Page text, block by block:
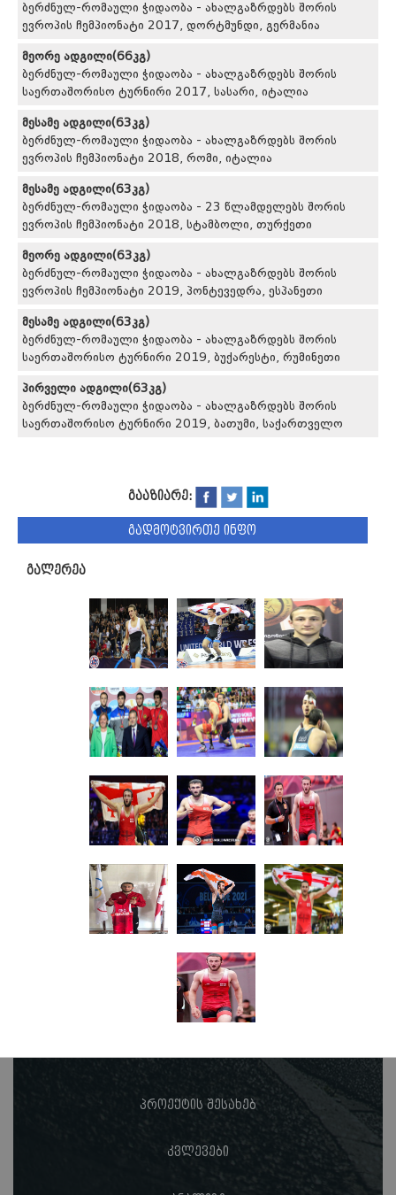
ბერძნულ-რომაული ჭიდაობა - ახალგაზრდებს შორის
ევროპის ჩემპიონატი 2017, დორტმუნდი, გერმანია
მეორე ადგილი(66კგ)
ბერძნულ-რომაული ჭიდაობა - ახალგაზრდებს შორის
საერთაშორისო ტურნირი 2017, სასარი, იტალია
მესამე ადგილი(63კგ)
ბერძნულ-რომაული ჭიდაობა - ახალგაზრდებს შორის
ევროპის ჩემპიონატი 2018, რომი, იტალია
მესამე ადგილი(63კგ)
ბერძნულ-რომაული ჭიდაობა - 23 წლამდელებს შორის
ევროპის ჩემპიონატი 2018, სტამბოლი, თურქეთი
მეორე ადგილი(63კგ)
ბერძნულ-რომაული ჭიდაობა - ახალგაზრდებს შორის
ევროპის ჩემპიონატი 2019, პონტევედრა, ესპანეთი
მესამე ადგილი(63კგ)
ბერძნულ-რომაული ჭიდაობა - ახალგაზრდებს შორის
საერთაშორისო ტურნირი 2019, ბუქარესტი, რუმინეთი
პირველი ადგილი(63კგ)
ბერძნულ-რომაული ჭიდაობა - ახალგაზრდებს შორის
საერთაშორისო ტურნირი 2019, ბათუმი, საქართველო
გააზიარე:
გადმოტვირთე ინფო
გალერეა
პროექტის შესახებ
კვლევები